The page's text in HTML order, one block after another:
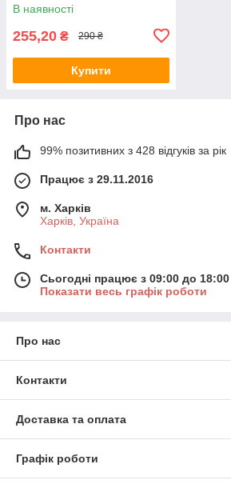
В наявності
255,20 ₴ 290 ₴
Купити
Про нас
99% позитивних з 428 відгуків за рік
Працює з 29.11.2016
м. Харків
Харків, Україна
Контакти
Сьогодні працює з 09:00 до 18:00
Показати весь графік роботи
Про нас
Контакти
Доставка та оплата
Графік роботи